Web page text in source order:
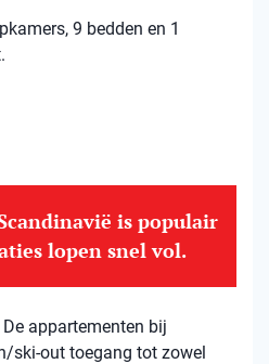
9 bedden en 1
is populair
lopen snel vol.
appartementen bij
ski-out toegang tot zowel